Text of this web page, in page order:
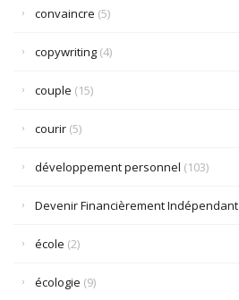
convaincre (5)
copywriting (4)
couple (15)
courir (5)
développement personnel (103)
Devenir Financièrement Indépendant
école (2)
écologie (9)